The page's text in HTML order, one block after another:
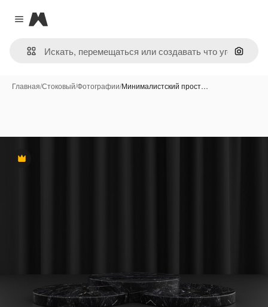
Close menu
Magnific
Поиск
Главная/Стоковый/Фотографии/Минималистский прост…
Премиум